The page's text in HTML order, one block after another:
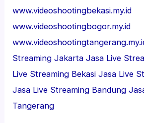
www.videoshootingbekasi.my.id
www.videoshootingbogor.my.id
Streaming Jakarta Jasa Live
Live Streaming Bekasi Jasa Live
Jasa Live Streaming Bandung
Tangerang